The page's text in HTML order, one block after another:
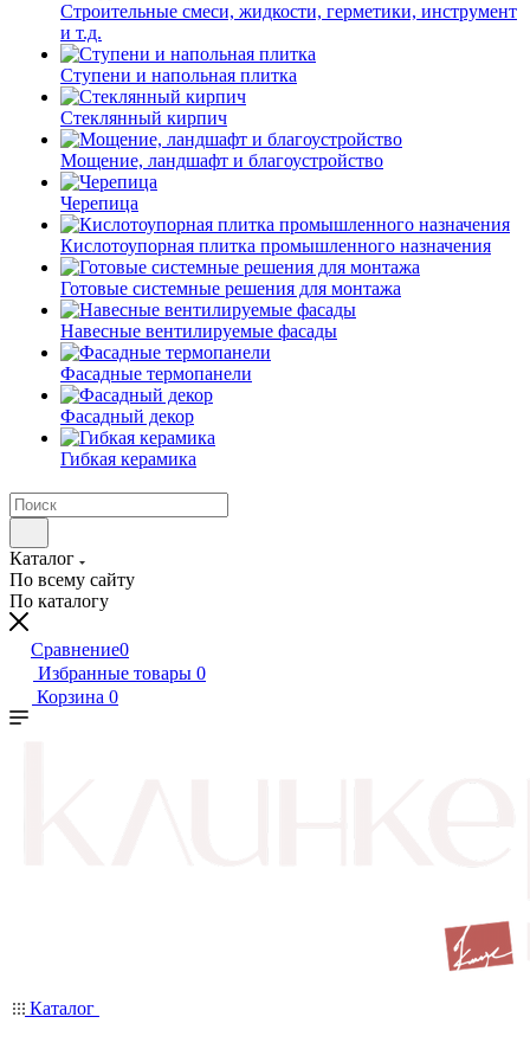
Строительные смеси, жидкости, герметики, инструмент
и т.д.
Ступени и напольная плитка
Cтеклянный кирпич
Мощение, ландшафт и благоустройство
Черепица
Кислотоупорная плитка промышленного назначения
Готовые системные решения для монтажа
Навесные вентилируемые фасады
Фасадные термопанели
Фасадный декор
Гибкая керамика
Каталог
По всему сайту
По каталогу
Сравнение0
Избранные товары 0
Корзина 0
Каталог